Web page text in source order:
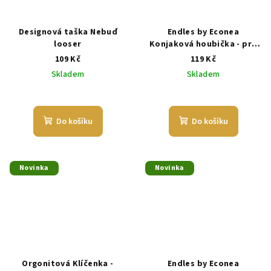
Designová taška Nebuď
looser
109 Kč
Skladem
Do košíku
Endles by Econea
Konjaková houbička - pro
všechny typy pleti
119 Kč
Skladem
Do košíku
Novinka
Orgonitová Klíčenka -
Novinka
Endles by Econea